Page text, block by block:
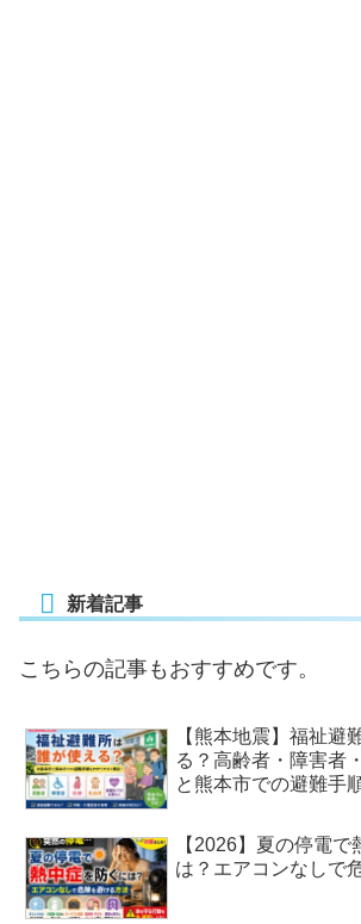
新着記事
こちらの記事もおすすめです。
【熊本地震】福祉避
る？高齢者・障害者
と熊本市での避難手
【2026】夏の停電で
は？エアコンなしで